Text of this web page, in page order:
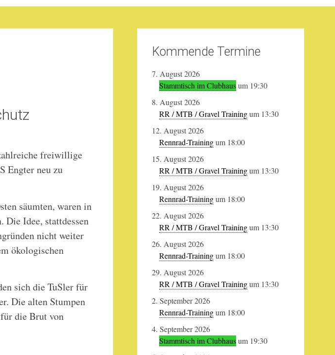
freiwillige
Engter neu zu
säumten, waren in
Die Idee, stattdessen
nicht weiter
ökologischen
sich die TuSler für
Die alten Stumpen
die Brut von
Kommende Termine
7. August 2026
Stammtisch im Clubhausum 19:30
8. August 2026
RR / MTB / Gravel Trainingum 13:30
12. August 2026
Rennrad-Trainingum 18:00
15. August 2026
RR / MTB / Gravel Trainingum 13:30
19. August 2026
Rennrad-Trainingum 18:00
22. August 2026
RR / MTB / Gravel Trainingum 13:30
26. August 2026
Rennrad-Trainingum 18:00
29. August 2026
RR / MTB / Gravel Trainingum 13:30
2. September 2026
Rennrad-Trainingum 18:00
4. September 2026
Stammtisch im Clubhausum 19:30